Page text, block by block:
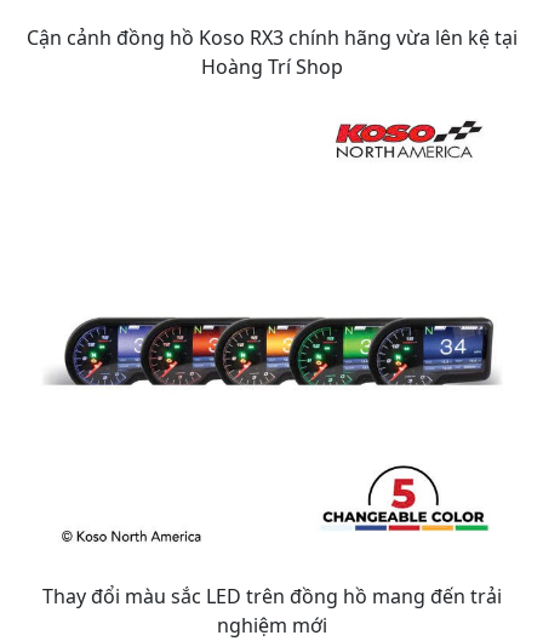
Cận cảnh đồng hồ Koso RX3 chính hãng vừa lên kệ tại
Hoàng Trí Shop
Thay đổi màu sắc LED trên đồng hồ mang đến trải
nghiệm mới